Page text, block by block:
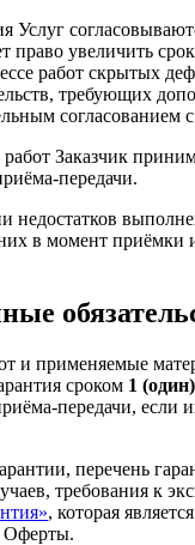
Услуг
право увеличить
работ скрытых
требующих
согласованием
Заказчик
передачи.
недостатков
в момент приёмки
и применяемые
сроком 1
передачи, если
перечень
требования к
, которая
Оферты.